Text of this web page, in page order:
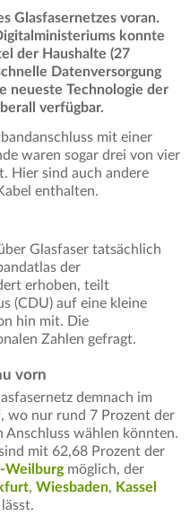
Glasfasernetzes voran.
konnte
der Haushalte (27
Datenversorgung
neueste Technologie der
verfügbar.
mit einer
waren sogar drei von vier
Hier sind auch andere
enthalten.
Glasfaser tatsächlich
der
erhoben, teilt
(CDU) auf eine kleine
hin mit. Die
Zahlen gefragt.
vorn
demnach im
wo nur rund 7 Prozent der
Anschluss wählen könnten.
mit 62,68 Prozent der
Weilburgmöglich, der
, Wiesbaden, Kassel